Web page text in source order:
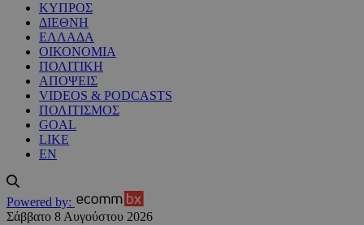
ΚΥΠΡΟΣ
ΔΙΕΘΝΗ
ΕΛΛΑΔΑ
ΟΙΚΟΝΟΜΙΑ
ΠΟΛΙΤΙΚΗ
ΑΠΟΨΕΙΣ
VIDEOS & PODCASTS
ΠΟΛΙΤΙΣΜΟΣ
GOAL
LIKE
EN
Powered by:
Σάββατο 8 Αυγούστου 2026